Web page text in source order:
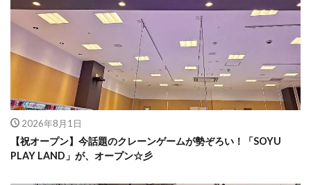
2026年8月1日
【祝オープン】今話題のクレーンゲームが勢ぞろい！「SOYU
PLAY LAND」が、オープン☆彡